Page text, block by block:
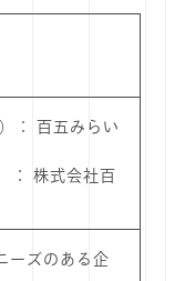
： 百五みらい
： 株式会社百
ーズのある企